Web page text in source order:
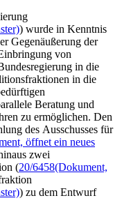
) wurde in Kenntnis
Gegenäußerung der
von
in die
in die
Beratung und
zu ermöglichen. Den
des Ausschusses für
öffnet ein neues
zwei
(20/6458(Dokument,
) zu dem Entwurf